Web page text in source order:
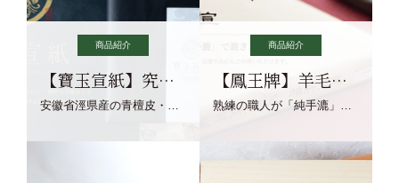
商品紹介
【寶玉宣紙】究極の純粋な宣紙を目指す寶玉宣紙
安徽省涇県産の青檀皮・砂田稲藁・清らかな渓流水、熟練手漉き職人の卓越した手漉技術による最高級の純宣紙です。
商品紹介
【鳳王牌】羊毛筆×濃墨での揮毫に最適な宣紙系画仙紙
熟練の職人が「純手漉」で漉きあげる書画紙。宣紙を好まれるお客様向けの棉料単宣に漉きあげました。